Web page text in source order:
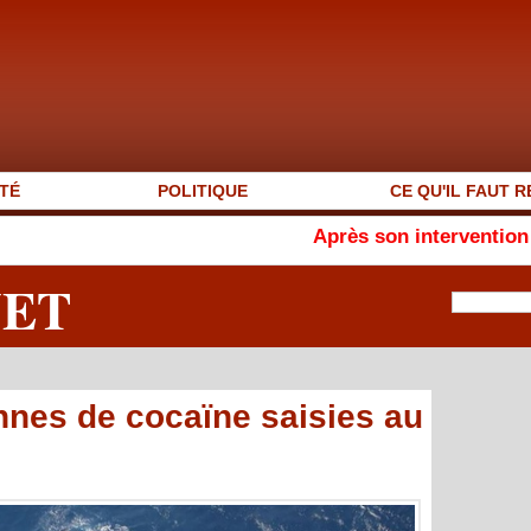
POLITIQUE CE QU'IL FAUT
Après son intervention en
de cocaïne saisies au